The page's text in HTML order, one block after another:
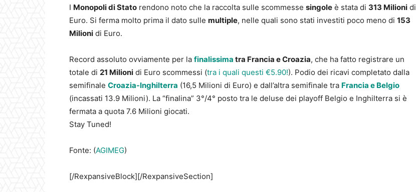
I Monopoli di Stato rendono noto che la raccolta sulle scommesse singole è stata di 313 Milioni di
Euro. Si ferma molto prima il dato sulle multiple, nelle quali sono stati investiti poco meno di 153
Milioni di Euro.
Record assoluto ovviamente per la finalissima tra Francia e Croazia, che ha fatto registrare un
totale di 21 Milioni di Euro scommessi (tra i quali questi €5.90!). Podio dei ricavi completato dalla
semifinale Croazia-Inghilterra (16,5 Milioni di Euro) e dall’altra semifinale tra Francia e Belgio
(incassati 13.9 Milioni). La “finalina” 3°/4° posto tra le deluse dei playoff Belgio e Inghilterra si è
fermata a quota 7.6 Milioni giocati.
Stay Tuned!
Fonte: (AGIMEG)
[/RexpansiveBlock][/RexpansiveSection]